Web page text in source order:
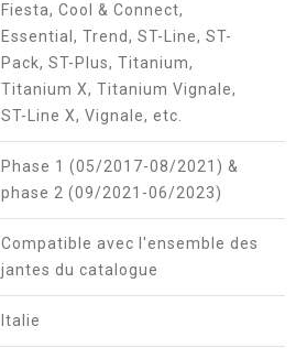
Fiesta, Cool & Connect,
Essential, Trend, ST-Line, ST-
Pack, ST-Plus, Titanium,
Titanium X, Titanium Vignale,
ST-Line X, Vignale, etc.
Phase 1 (05/2017-08/2021) &
phase 2 (09/2021-06/2023)
Compatible avec l'ensemble des
jantes du catalogue
Italie